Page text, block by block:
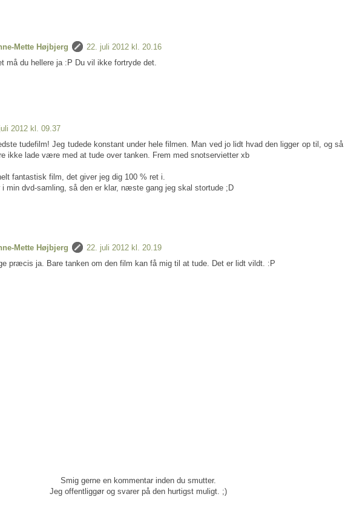
Mette Højbjerg
22. juli 2012 kl. 20.16
må du hellere ja :P Du vil ikke fortryde det.
2012 kl. 09.37
tudefilm! Jeg tudede konstant under hele filmen. Man ved jo lidt hvad den ligger op til, og så
ikke lade være med at tude over tanken. Frem med snotservietter xb
fantastisk film, det giver jeg dig 100 % ret i.
i min dvd-samling, så den er klar, næste gang jeg skal stortude ;D
Mette Højbjerg
22. juli 2012 kl. 20.19
præcis ja. Bare tanken om den film kan få mig til at tude. Det er lidt vildt. :P
Smig gerne en kommentar inden du smutter.
Jeg offentliggør og svarer på den hurtigst muligt. ;)